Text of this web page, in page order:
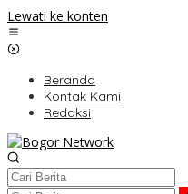
Lewati ke konten
Beranda
Kontak Kami
Redaksi